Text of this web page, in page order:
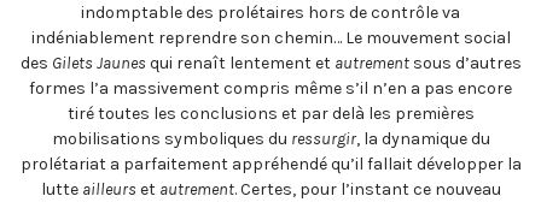
indomptable des prolétaires hors de contrôle va
indéniablement reprendre son chemin… Le mouvement social
des Gilets Jaunes qui renaît lentement et autrement sous d’autres
formes l’a massivement compris même s’il n’en a pas encore
tiré toutes les conclusions et par delà les premières
mobilisations symboliques du ressurgir, la dynamique du
prolétariat a parfaitement appréhendé qu’il fallait développer la
lutte ailleurs et autrement. Certes, pour l’instant ce nouveau